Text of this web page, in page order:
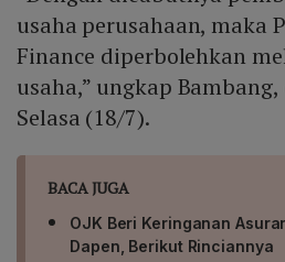
usaha perusahaan, maka
Finance diperbolehkan
usaha,” ungkap
Selasa (18/7).
BACA JUGA
OJK Beri Keringanan
Dapen, Berikut Rinciannya